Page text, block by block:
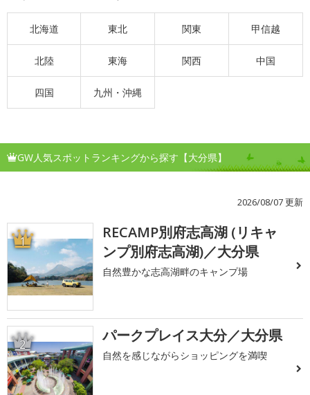
北海道 東北 関東 甲信越
北陸 東海 関西 中国
四国 九州・沖縄
GW人気スポットランキングから探す【大分県】
2026/08/07 更新
1
RECAMP別府志高湖 (リキャ
ンプ別府志高湖)／大分県
自然豊かな志高湖畔のキャンプ場
2 パークプレイス大分／大分県
自然を感じながらショッピングを満喫